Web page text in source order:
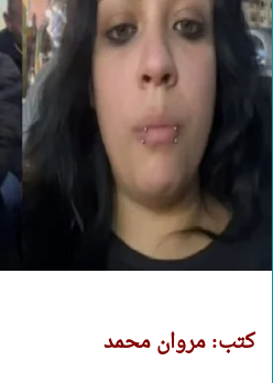
كتب: مروان محمد